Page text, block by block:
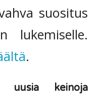
suositus
lukemiselle.
.
uusia keinoja